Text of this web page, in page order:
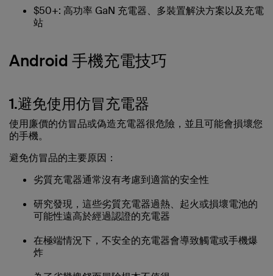
$50+: 高功率 GaN 充電器、多裝置解決方案以及充電
站
Android 手機充電技巧
1.避免使用仿冒充電器
使用廉價的仿冒品或偽造充電器很危險，並且可能會損壞您
的手機。
避免仿冒品的主要原因：
劣質充電器通常沒有考慮到適當的安全性
研究發現，這些劣質充電器過熱、起火或損壞電池的
可能性遠高於經過認證的充電器
在極端情況下，不安全的充電器會導致觸電或手機爆
炸